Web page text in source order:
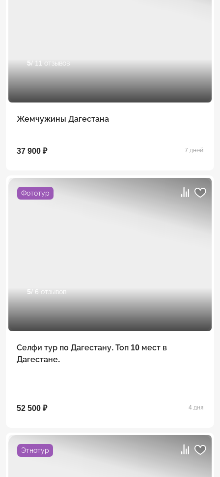
5/ 11 отзывов
Жемчужины Дагестана
37 900 ₽ 7 дней
Фототур
5/ 6 отзывов
Селфи тур по Дагестану. Топ 10 мест в
Дагестане.
52 500 ₽ 4 дня
Этнотур